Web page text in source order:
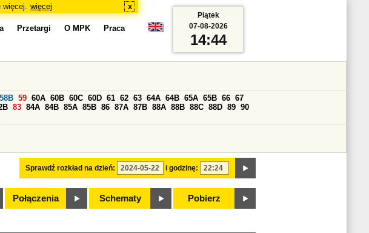
więcej. więcej x
Przetargi O MPK Praca
Sprawdź rozkład na dzień: i godzinę:
58B 59 60A 60B 60C 60D 61 62 63 64A 64B 65A 65B 66 67
83 84A 84B 85A 85B 86 87A 87B 88A 88B 88C 88D 89 90
Połączenia Schematy Pobierz
Piątek
07-08-2026
14:44